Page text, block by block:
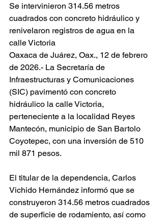
Se intervinieron 314.56 metros
cuadrados con concreto hidráulico y
renivelaron registros de agua en la
calle Victoria
Oaxaca de Juárez, Oax., 12 de febrero
de 2026.- La Secretaría de
Infraestructuras y Comunicaciones
(SIC) pavimentó con concreto
hidráulico la calle Victoria,
perteneciente a la localidad Reyes
Mantecón, municipio de San Bartolo
Coyotepec, con una inversión de 510
mil 871 pesos.
El titular de la dependencia, Carlos
Vichido Hernández informó que se
construyeron 314.56 metros cuadrados
de superficie de rodamiento, así como